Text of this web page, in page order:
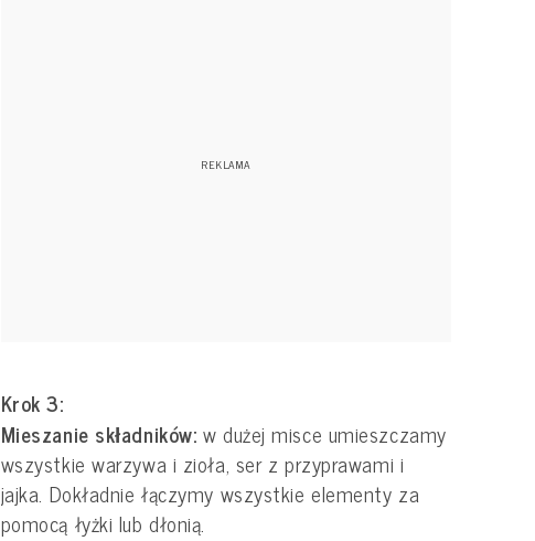
Krok 3:
Mieszanie składników: w dużej misce umieszczamy
wszystkie warzywa i zioła, ser z przyprawami i
jajka. Dokładnie łączymy wszystkie elementy za
pomocą łyżki lub dłonią.